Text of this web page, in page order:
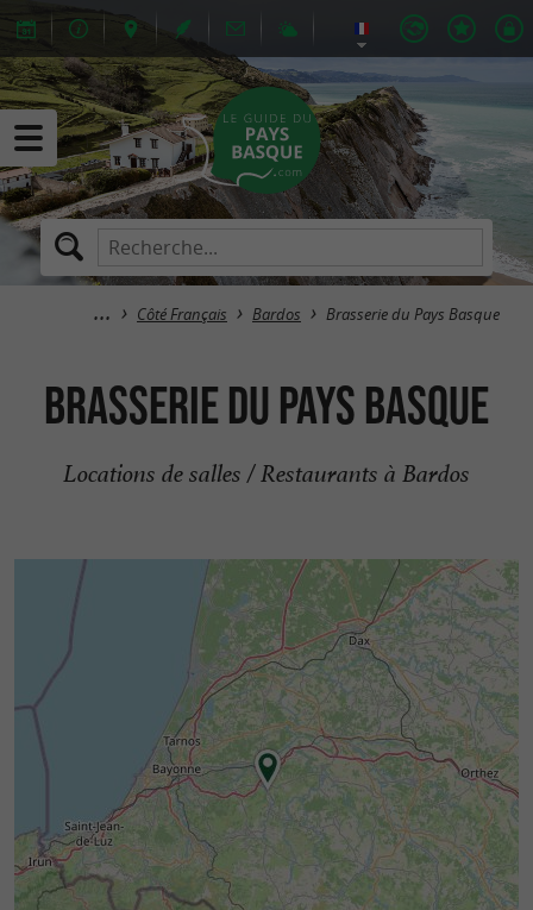
Côté Français Bardos Brasserie du Pays Basque
Brasserie du Pays Basque
Locations de salles / Restaurants à Bardos